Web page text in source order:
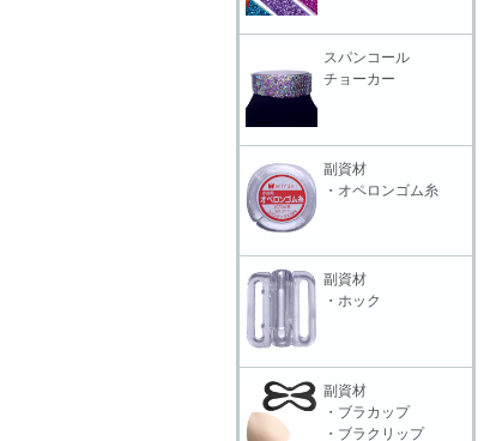
スパンコール
チョーカー
副資材
・オペロンゴム糸
副資材
・ホック
副資材
・ブラカップ
・ブラクリップ